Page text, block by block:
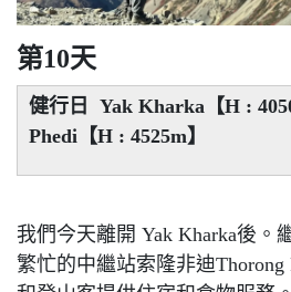
第10天
健行日 Yak Kharka【H :
Phedi【H : 4525m】
我們今天離開 Yak Kharka後。
繁忙的中繼站索隆非迪Thorong